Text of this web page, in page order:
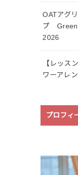
OATアグ
プ
2026
【レッス
ワーアレ
プロフィ